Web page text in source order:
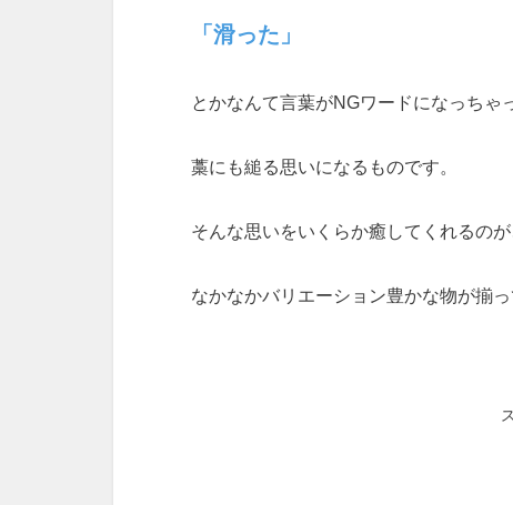
「滑った」
とかなんて言葉がNGワードになっちゃ
藁にも縋る思いになるものです。
そんな思いをいくらか癒してくれるのが
なかなかバリエーション豊かな物が揃っ